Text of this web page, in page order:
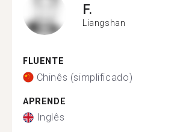
F.
Liangshan
FLUENTE
Chinês (simplificado)
APRENDE
Inglês